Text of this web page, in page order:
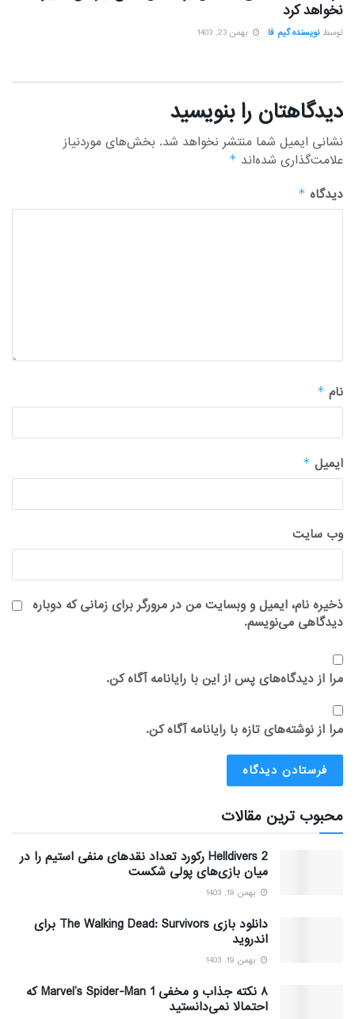
نخواهد کرد
توسط نویسنده گیم فا بهمن 23, 1403
دیدگاهتان را بنویسید
نشانی ایمیل شما منتشر نخواهد شد. بخش‌های موردنیاز
علامت‌گذاری شده‌اند *
دیدگاه *
نام *
ایمیل *
وب‌ سایت
ذخیره نام، ایمیل و وبسایت من در مرورگر برای زمانی که دوباره
دیدگاهی می‌نویسم.
مرا از دیدگاه‌های پس از این با رایانامه آگاه کن.
مرا از نوشته‌های تازه با رایانامه آگاه کن.
محبوب ترین مقالات
Helldivers 2 رکورد تعداد نقدهای منفی استیم را در
میان بازی‌های پولی شکست
بهمن 19, 1403
دانلود بازی The Walking Dead: Survivors برای
اندروید
بهمن 19, 1403
۸ نکته جذاب و مخفی Marvel’s Spider-Man 1 که
احتمالا نمی‌دانستید